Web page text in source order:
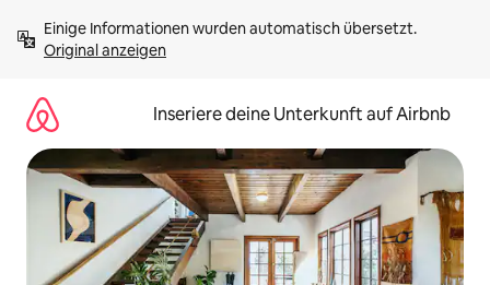
Inhalten
springenOriginal anzeigen
Inseriere deine Unterkunft auf Airbnb